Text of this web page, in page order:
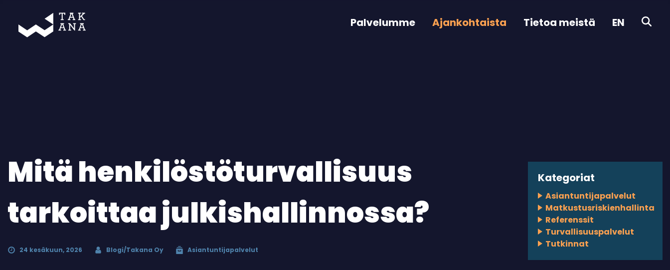
Palvelumme Ajankohtaista Tietoa meistä EN
Mitä henkilöstöturvallisuus
tarkoittaa julkishallinnossa?
24 kesäkuun, 2026 Blogi/Takana Oy Asiantuntijapalvelut
Kategoriat
Asiantuntijapalvelut
Matkustusriskienhallinta
Referenssit
Turvallisuuspalvelut
Tutkinnat